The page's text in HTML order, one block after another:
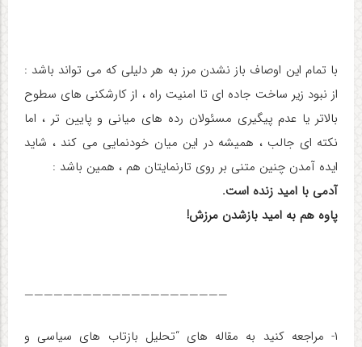
با تمام این اوصاف باز نشدن مرز به هر دلیلی که می تواند باشد :
از نبود زیر ساخت جاده ای تا امنیت راه ، از کارشکنی های سطوح
بالاتر یا عدم پیگیری مسئولان رده های میانی و پایین تر ، اما
نکته ای جالب ، همیشه در این میان خودنمایی می کند ، شاید
ایده آمدن چنین متنی بر روی تارنمایتان هم ، همین باشد :
آدمی با امید زنده است.
پاوه هم به امید بازشدن مرزش!
—————————————————————
۱- مراجعه کنید به مقاله های “تحلیل بازتاب های سیاسی و